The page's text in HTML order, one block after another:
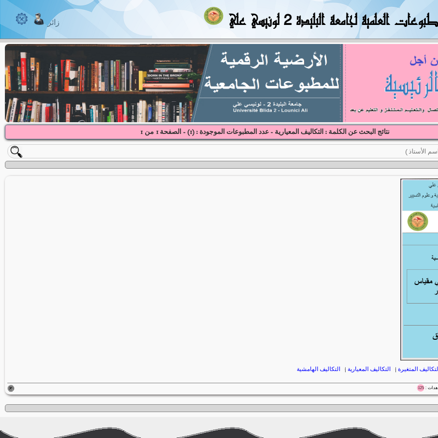
العلمية لجامعة البليدة 2 لونيسي علي زائر
نتائج البحث عن الكلمة : التكاليف المعيارية - عدد المطبوعات الموجودة : (1) - الصفحة 1 من 1
المتغيرة | التكاليف المعيارية | التكاليف الهامشية
125